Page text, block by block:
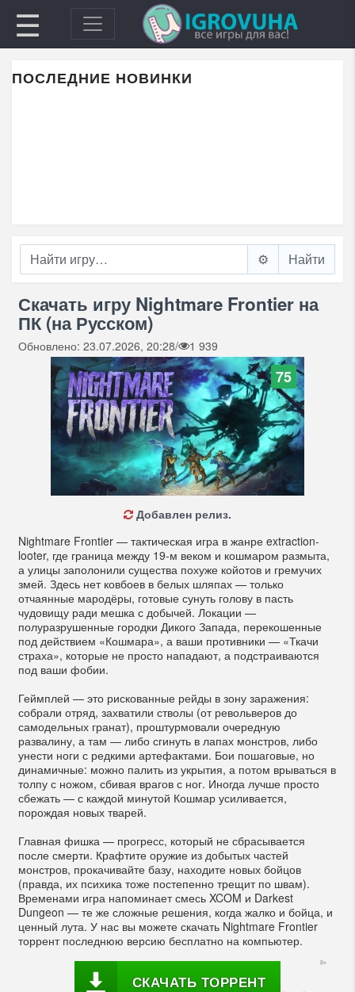
☰
ПОСЛЕДНИЕ НОВИНКИ
⚙️
Скачать игру Nightmare Frontier на
ПК (на Русском)
Обновлено: 23.07.2026, 20:28/ 1 939
75
Добавлен релиз.
Nightmare Frontier — тактическая игра в жанре extraction-
looter, где граница между 19-м веком и кошмаром размыта,
а улицы заполонили существа похуже койотов и гремучих
змей. Здесь нет ковбоев в белых шляпах — только
отчаянные мародёры, готовые сунуть голову в пасть
чудовищу ради мешка с добычей. Локации —
полуразрушенные городки Дикого Запада, перекошенные
под действием «Кошмара», а ваши противники — «Ткачи
страха», которые не просто нападают, а подстраиваются
под ваши фобии.
Геймплей — это рискованные рейды в зону заражения:
собрали отряд, захватили стволы (от револьверов до
самодельных гранат), проштурмовали очередную
развалину, а там — либо сгинуть в лапах монстров, либо
унести ноги с редкими артефактами. Бои пошаговые, но
динамичные: можно палить из укрытия, а потом врываться в
толпу с ножом, сбивая врагов с ног. Иногда лучше просто
сбежать — с каждой минутой Кошмар усиливается,
порождая новых тварей.
Главная фишка — прогресс, который не сбрасывается
после смерти. Крафтите оружие из добытых частей
монстров, прокачивайте базу, находите новых бойцов
(правда, их психика тоже постепенно трещит по швам).
Временами игра напоминает смесь XCOM и Darkest
Dungeon — те же сложные решения, когда жалко и бойца, и
ценный лута. У нас вы можете скачать Nightmare Frontier
торрент последнюю версию бесплатно на компьютер.
СКАЧАТЬ ТОРРЕНТ